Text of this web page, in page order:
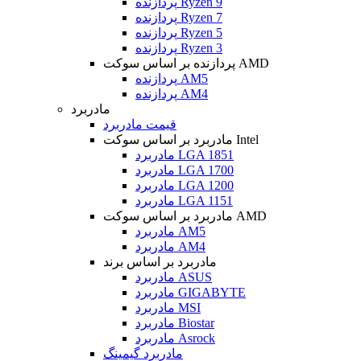
پردازنده Ryzen 7
پردازنده Ryzen 5
پردازنده Ryzen 3
پردازنده بر اساس سوکت AMD
پردازنده AM5
پردازنده AM4
مادربرد
قیمت مادربرد
مادربرد بر اساس سوکت Intel
مادربرد LGA 1851
مادربرد LGA 1700
مادربرد LGA 1200
مادربرد LGA 1151
مادربرد بر اساس سوکت AMD
مادربرد AM5
مادربرد AM4
مادربرد بر اساس برند
مادربرد ASUS
مادربرد GIGABYTE
مادربرد MSI
مادربرد Biostar
مادربرد Asrock
مادربرد گیمینگ